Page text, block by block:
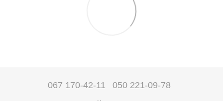
067 170-42-11 050 221-09-78